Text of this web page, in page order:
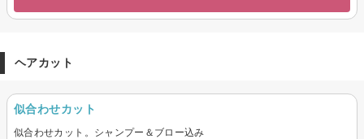
ヘアカット
似合わせカット
似合わせカット。シャンプー＆ブロー込み